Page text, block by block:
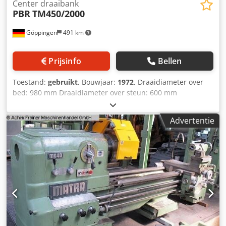
Göppingen 491 km
Center draaibank
PBRTM450/2000
Prijsinfo Bellen
Toestand: gebruikt, Bouwjaar: 1972, Draaidiameter over
bed: 980 mm Draaidiameter over steun: 600 mm
Draailengte: 2200 mm Draaidiameter in de put: 1200 mm
Putlengte: 450 mm Draaisnelheden: 24 Draaisnelheden: 8 -
800 tpm spindelboring: 150 mm x-as: x = 2000, x² = 350
mm y-as: 500 mm Draadsteken - aantal: 398 stuks
Schroefdraadafstand: 0,5 - 224 mm Schroefdraadafstand:
0,25 - 112 deel. mod. Schroefdraadafstand: 56 - 1/8 steek
per inch Schroefdraadafstand: 112 - 1/4 D.P. Aanzet:: 108
Aanzetten - in de lengterichting: 0,032 - 15,2 mm/omw.
Dodpfjcxxqlox Af Ujkr Aanzetten - dwars: 0,016 - 7,6
mm/min. Frees:: MK6 Freesslag: 380 mm Spanning: 380 V
Frequentie: 50 Hz Totaal benodigd vermogen: 25 PS
Machinegewicht ca.: 7,9 t Benodigde ruimte ca.: 4,4 x 1,8 x
Advertentie